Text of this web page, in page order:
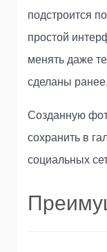
подстроится
простой
менять даже
сделаны
Созданную
сохранить в
социальных